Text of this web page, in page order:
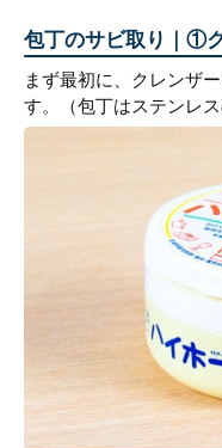
包丁のサビ取り｜①
まず最初に、クレンザ
す。（包丁はステンレ